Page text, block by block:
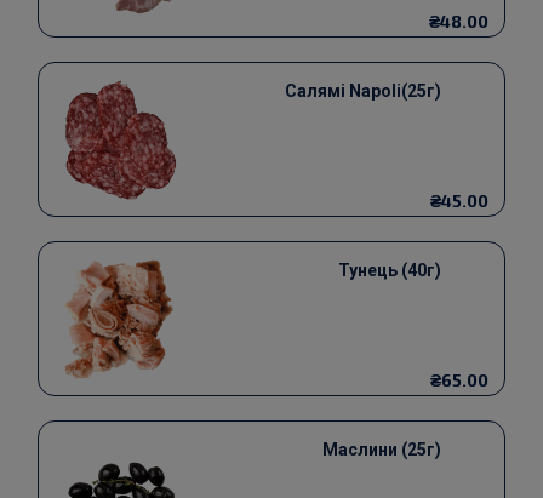
₴48.00
Салямі Napoli(25г)
₴45.00
Тунець (40г)
₴65.00
Маслини (25г)